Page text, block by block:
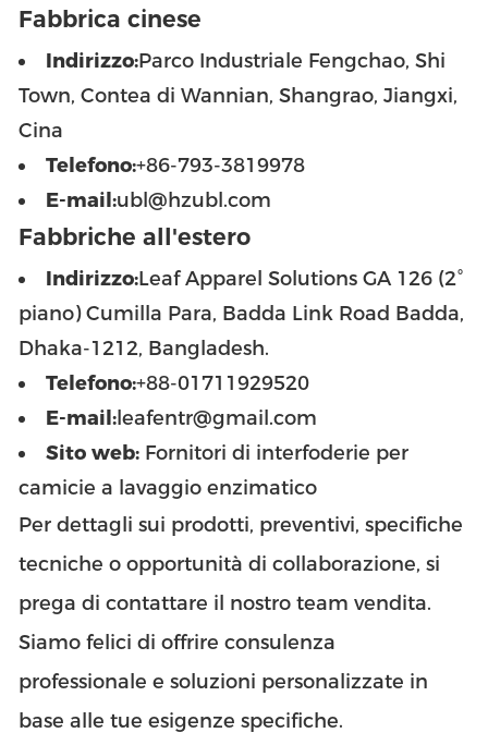
Fabbrica cinese
Indirizzo:Parco Industriale Fengchao, Shi
Town, Contea di Wannian, Shangrao, Jiangxi,
Cina
Telefono:+86-793-3819978
E-mail:ubl@hzubl.com
Fabbriche all'estero
Indirizzo:Leaf Apparel Solutions GA 126 (2°
piano) Cumilla Para, Badda Link Road Badda,
Dhaka-1212, Bangladesh.
Telefono:+88-01711929520
E-mail: leafentr@gmail.com
Sito web: Fornitori di interfoderie per
camicie a lavaggio enzimatico
Per dettagli sui prodotti, preventivi, specifiche
tecniche o opportunità di collaborazione, si
prega di contattare il nostro team vendita.
Siamo felici di offrire consulenza
professionale e soluzioni personalizzate in
base alle tue esigenze specifiche.